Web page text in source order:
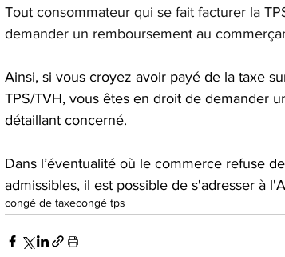
Tout consommateur qui se fait facturer la
demander un remboursement au
Ainsi, si vous croyez avoir payé de la taxe
TPS/TVH, vous êtes en droit de demander
détaillant concerné.
Dans l’éventualité où le commerce refuse
admissibles, il est possible de s'adresser à
congé de taxecongé tps